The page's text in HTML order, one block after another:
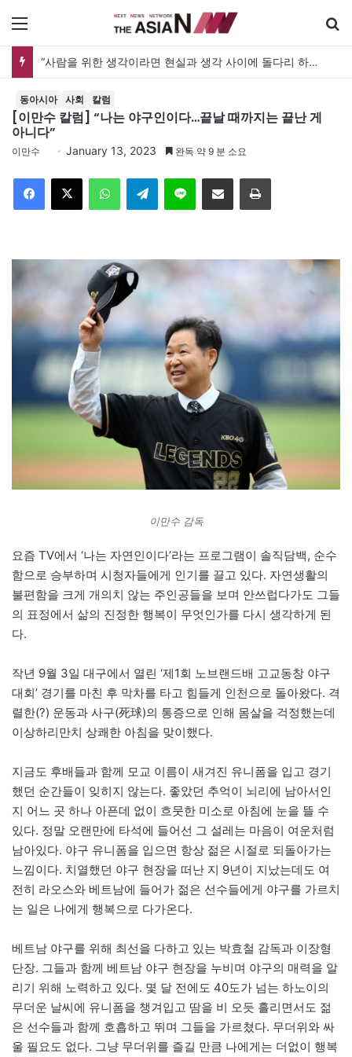
“사람을 위한 생각이라면 현실과 생각 사이에 돌다리 하나는 놓아야 하지 않을까”
동아시아 사회 칼럼
[이만수 칼럼] “나는 야구인이다…끝날 때까지는 끝난 게
아니다”
이만수 January 13, 2023 완독 약 9 분 소요
Telegram 이메일
이만수 감독
요즘 TV에서 ‘나는 자연인이다’라는 프로그램이 솔직담백, 순수
함으로 승부하며 시청자들에게 인기를 끌고 있다. 자연생활의
불편함을 크게 개의치 않는 주인공들을 보며 안쓰럽다가도 그들
의 표정에서 삶의 진정한 행복이 무엇인가를 다시 생각하게 된
다.
작년 9월 3일 대구에서 열린 ‘제1회 노브랜드배 고교동창 야구
대회’ 경기를 마친 후 막차를 타고 힘들게 인천으로 돌아왔다. 격
렬한(?) 운동과 사구(死球)의 통증으로 인해 몸살을 걱정했는데
이상하리만치 상쾌한 아침을 맞이했다.
지금도 후배들과 함께 모교 이름이 새겨진 유니폼을 입고 경기
했던 순간들이 잊히지 않는다. 좋았던 추억이 뇌리에 남아서인
지 어느 곳 하나 아픈데 없이 흐뭇한 미소로 아침에 눈을 뜰 수
있다. 정말 오랜만에 타석에 들어선 그 설레는 마음이 여운처럼
남아있다. 야구 유니폼을 입으면 항상 젊은 시절로 되돌아가는
느낌이다. 치열했던 야구 현장을 떠난 지 9년이 지났는데도 여
전히 라오스와 베트남에 들어가 젊은 선수들에게 야구를 가르치
는 일은 나에게 행복으로 다가온다.
베트남 야구를 위해 최선을 다하고 있는 박효철 감독과 이장형
단장. 그들과 함께 베트남 야구 현장을 누비며 야구의 매력을 알
리기 위해 노력하고 있다. 몇 달 전에도 40도가 넘는 하노이의
무더운 날씨에 유니폼을 챙겨입고 땀을 비 오듯 흘리면서도 젊
은 선수들과 함께 호흡하고 뛰며 그들을 가르쳤다. 무더위와 싸
울 필요도 없다. 그냥 무더위를 즐길 만큼 나에게는 더없이 행복